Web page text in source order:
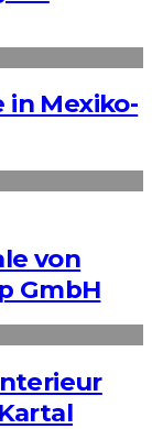
in Mexiko-
von
GmbH